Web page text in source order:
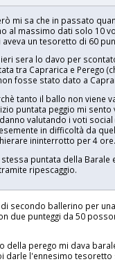
mi sa che in passato
al massimo dati solo 10
un tesoretto di 60
sera lo davo per
tra Caprarica e Perego
fosse stato dato a
tanto il ballo non viene
puntata peggio mi sento
valutando i voti
in difficoltà da
ininterrotto per 4 ore.
puntata della Barale
ripescaggio.
secondo ballerino per
due punteggi da 50
della perego mi dava
darle l'ennesimo